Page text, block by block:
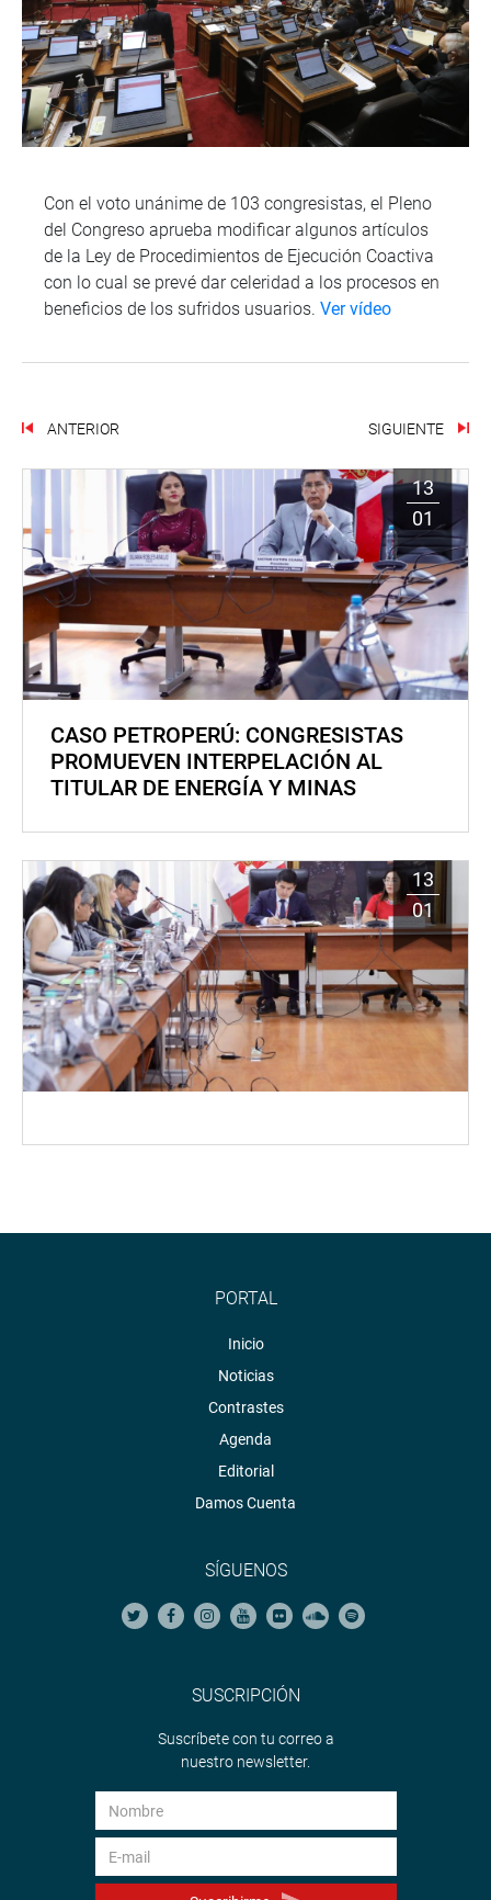
Con el voto unánime de 103 congresistas, el Pleno
del Congreso aprueba modificar algunos artículos
de la Ley de Procedimientos de Ejecución Coactiva
con lo cual se prevé dar celeridad a los procesos en
beneficios de los sufridos usuarios. Ver vídeo
ANTERIOR SIGUIENTE
13
01
CASO PETROPERÚ: CONGRESISTAS
PROMUEVEN INTERPELACIÓN AL
TITULAR DE ENERGÍA Y MINAS
13
01
PORTAL
Inicio
Noticias
Contrastes
Agenda
Editorial
Damos Cuenta
SÍGUENOS
SUSCRIPCIÓN
Suscríbete con tu correo a
nuestro newsletter.